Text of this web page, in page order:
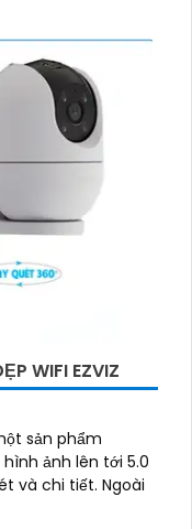
WIFI EZVIZ
sản phẩm
ảnh lên tới 5.0
tiết. Ngoài